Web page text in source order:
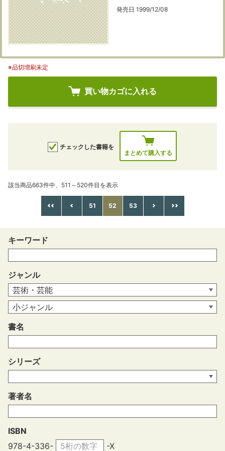
発売日 1999/12/08
※品切増刷未定
買い物カゴに入れる
チェックした書籍を
まとめて購入する
該当商品663件中、511～520件目を表示
51 52 53
キーワード
ジャンル
書名
シリーズ
著者名
ISBN
978-4-336-
-X